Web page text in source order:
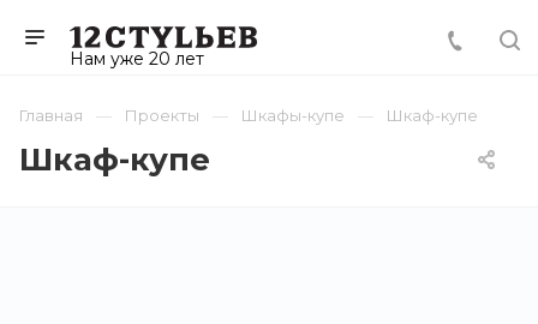
Нам уже 20 лет
Главная Проекты Шкафы-купе Шкаф-купе
Шкаф-купе